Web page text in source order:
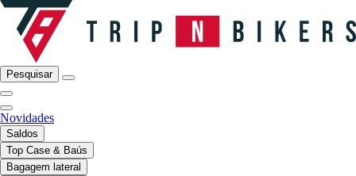
Pesquisar
Novidades
Saldos
Top Case & Baús
Bagagem lateral